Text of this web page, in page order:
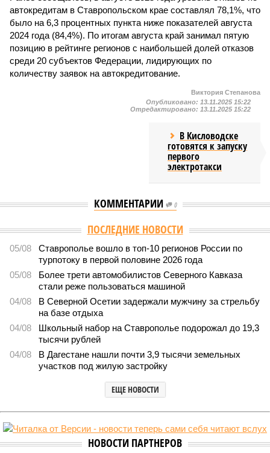
автокредитам в Ставропольском крае составлял 78,1%, что
было на 6,3 процентных пункта ниже показателей августа
2024 года (84,4%). По итогам августа край занимал пятую
позицию в рейтинге регионов с наибольшей долей отказов
среди 20 субъектов Федерации, лидирующих по
количеству заявок на автокредитование.
Виктория Степанова
Опубликовано: 13.11.2025 15:22
Отредактировано: 13.11.2025 15:22
В Кисловодске
готовятся к запуску
первого
электротакси
КОММЕНТАРИИ 0
Версия //Общество //
Кабардино-Балкария и Северная Осетия попали в
топ-5 антирейтинга по детской преступности
Кабардино-Балкария и Северная Осетия попали в топ-5
антирейтинга по детской преступности
Тревожная статистика
детской преступности (фото: pixabay.com/fsHH)
Две республики Северного Кавказа продемонстрировали
существенный рост детской преступности по итогам первого
полугодия 2026-го.